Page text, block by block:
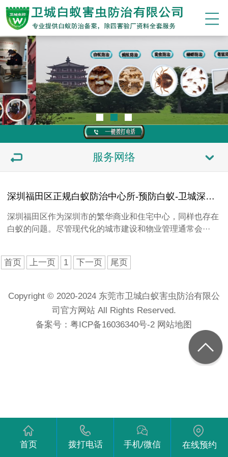
服务网络
深圳福田区正规白蚁防治中心所-预防白蚁-卫城深圳福田区上门灭除蚂蚁公司机构电话
深圳福田区作为深圳市的繁华商业和住宅中心，同样也存在
白蚁的问题。尽管现代化的城市建设和物业管理通常会···
首页 上一页 1 下一页 尾页
Copyright © 2020-2024 东莞市卫城白蚁害虫防治有限公
司官方网站 All Rights Reserved.
备案号：粤ICP备16036340号-2 网站地图
首页 拨打电话 手机/微信 在线预约